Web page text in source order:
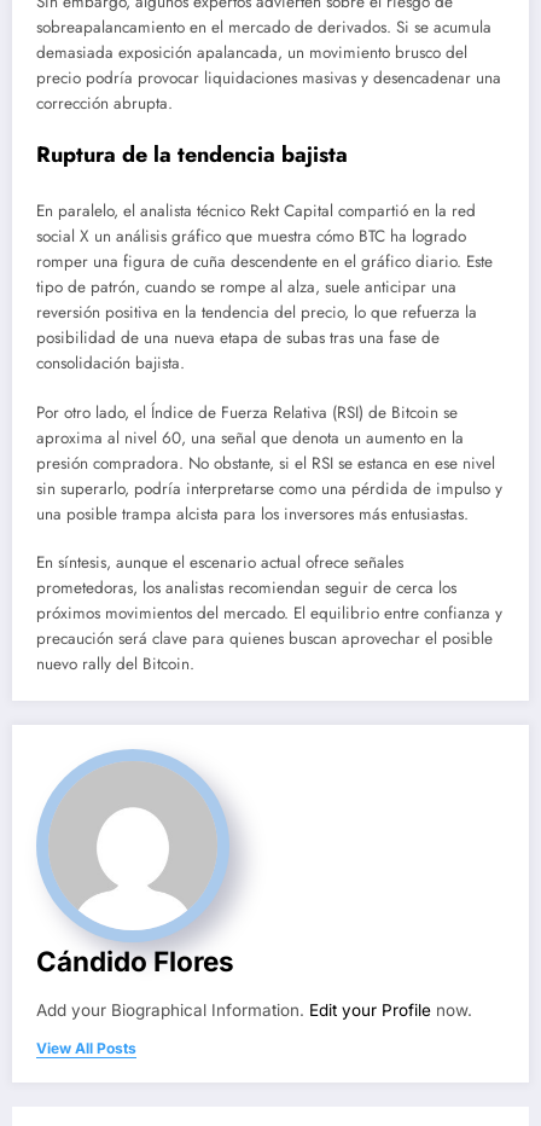
sobreapalancamiento en el mercado de derivados. Si se acumula
demasiada exposición apalancada, un movimiento brusco del
precio podría provocar liquidaciones masivas y desencadenar una
corrección abrupta.
Ruptura de la tendencia bajista
En paralelo, el analista técnico Rekt Capital compartió en la red
social X un análisis gráfico que muestra cómo BTC ha logrado
romper una figura de cuña descendente en el gráfico diario. Este
tipo de patrón, cuando se rompe al alza, suele anticipar una
reversión positiva en la tendencia del precio, lo que refuerza la
posibilidad de una nueva etapa de subas tras una fase de
consolidación bajista.
Por otro lado, el Índice de Fuerza Relativa (RSI) de Bitcoin se
aproxima al nivel 60, una señal que denota un aumento en la
presión compradora. No obstante, si el RSI se estanca en ese nivel
sin superarlo, podría interpretarse como una pérdida de impulso y
una posible trampa alcista para los inversores más entusiastas.
En síntesis, aunque el escenario actual ofrece señales
prometedoras, los analistas recomiendan seguir de cerca los
próximos movimientos del mercado. El equilibrio entre confianza y
precaución será clave para quienes buscan aprovechar el posible
nuevo rally del Bitcoin.
Cándido Flores
Add your Biographical Information. Edit your Profile now.
View All Posts